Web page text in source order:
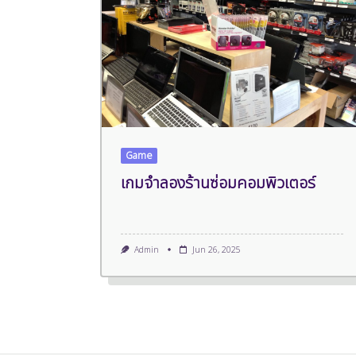
Game
เกมจำลองร้านซ่อมคอมพิวเตอร์
Admin Jun 26, 2025